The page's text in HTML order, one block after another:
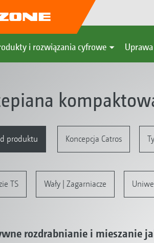
i rozwiązania cyfrowe
produktu Koncepcja Catros
TS Wały | Zagarniacze
rozdrabnianie i mieszanie